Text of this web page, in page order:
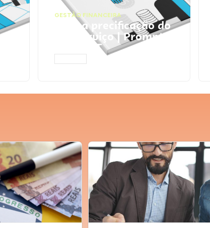
GESTÃO FINANCEIRA
Faça a precificação do
seu serviço | Prompts
ChatGPT